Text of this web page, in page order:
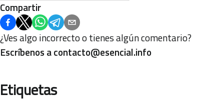
Compartir
¿Ves algo incorrecto o tienes algún comentario?
Escríbenos acontacto@esencial.info
Etiquetas